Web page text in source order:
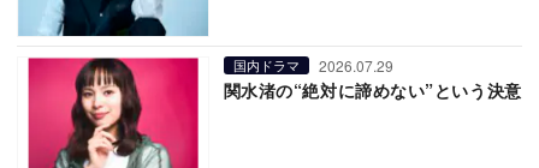
国内ドラマ 2026.07.29
関水渚の“絶対に諦めない”という決意